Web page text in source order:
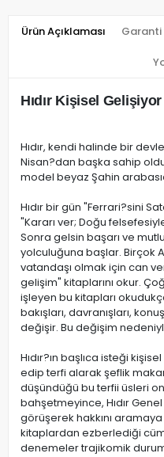
Ürün Açıklaması Garanti
Hıdır Kişisel
Hıdır, kendi halinde bir
Nisan?dan başka sahip
model beyaz Şahin
Hıdır bir gün "Ferrari?sini
"Kararı ver; Doğu
Sonra gelsin başarı ve
yolculuğuna başlar. Birçok
vatandaşı olmak için can
gelişim" kitaplarını okur.
işleyen bu kitapları
bakışları, davranışları,
değişir. Bu değişim
Hıdır?ın başlıca isteği
edip terfi alarak şeflik
düşündüğü bu terfii üsleri
bahşetmeyince, Hıdır
görüşerek hakkını aramaya
kitaplardan ezberlediği
denemeler trajikomik